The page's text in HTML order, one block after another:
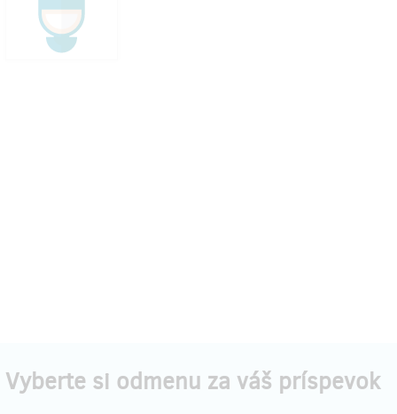
Vyberte si odmenu za váš príspevok